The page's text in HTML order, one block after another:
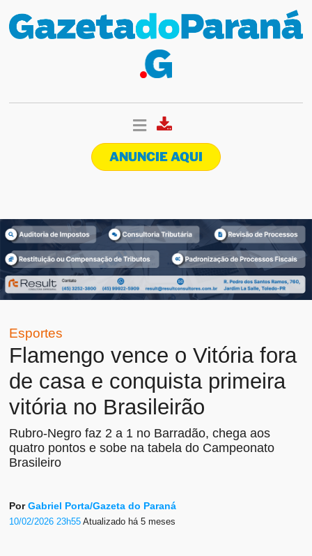
ANUNCIE AQUI
Esportes
Flamengo vence o Vitória fora
de casa e conquista primeira
vitória no Brasileirão
Rubro-Negro faz 2 a 1 no Barradão, chega aos
quatro pontos e sobe na tabela do Campeonato
Brasileiro
PorGabriel Porta/Gazeta do Paraná
10/02/2026 23h55Atualizado há 5 meses